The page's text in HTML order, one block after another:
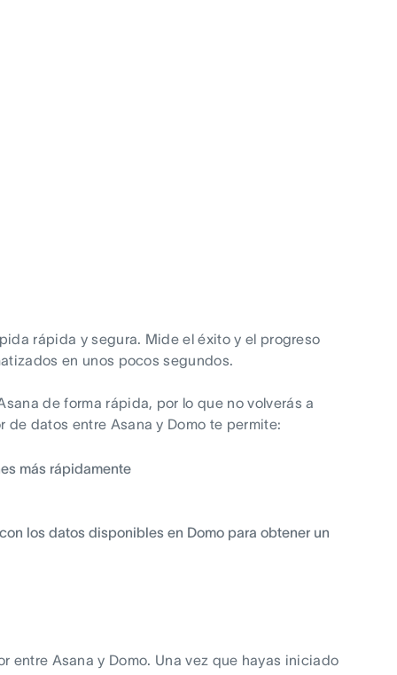
rápida y segura. Mide el éxito y el progreso
en unos pocos segundos.
de forma rápida, por lo que no volverás a
datos entre Asana y Domo te permite:
más rápidamente
los datos disponibles en Domo para obtener un
entre Asana y Domo. Una vez que hayas iniciado